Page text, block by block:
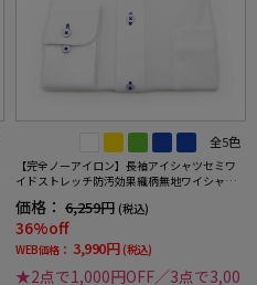
全5色
【完全ノーアイロン】長袖アイシャツセミワ
イドストレッチ防汚効果織柄無地ワイシャツi-
shirt通年
価格： 6,259円 (税込)
36%off
WEB価格： 3,990円 (税込)
★2点で1,000円OFF／3点で3,00